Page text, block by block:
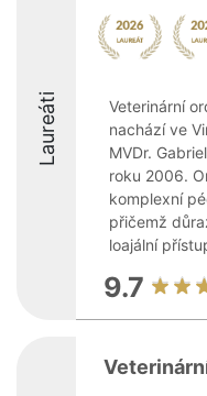
Laureáti
Veterinární
nachází ve
MVDr.
roku 2006.
komplexní
přičemž
loajální
9.7